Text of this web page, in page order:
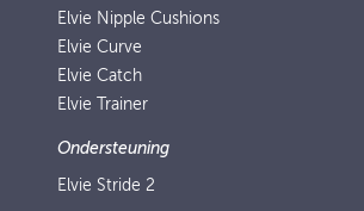
Elvie Nipple Cushions
Elvie Curve
Elvie Catch
Elvie Trainer
Ondersteuning
Elvie Stride 2